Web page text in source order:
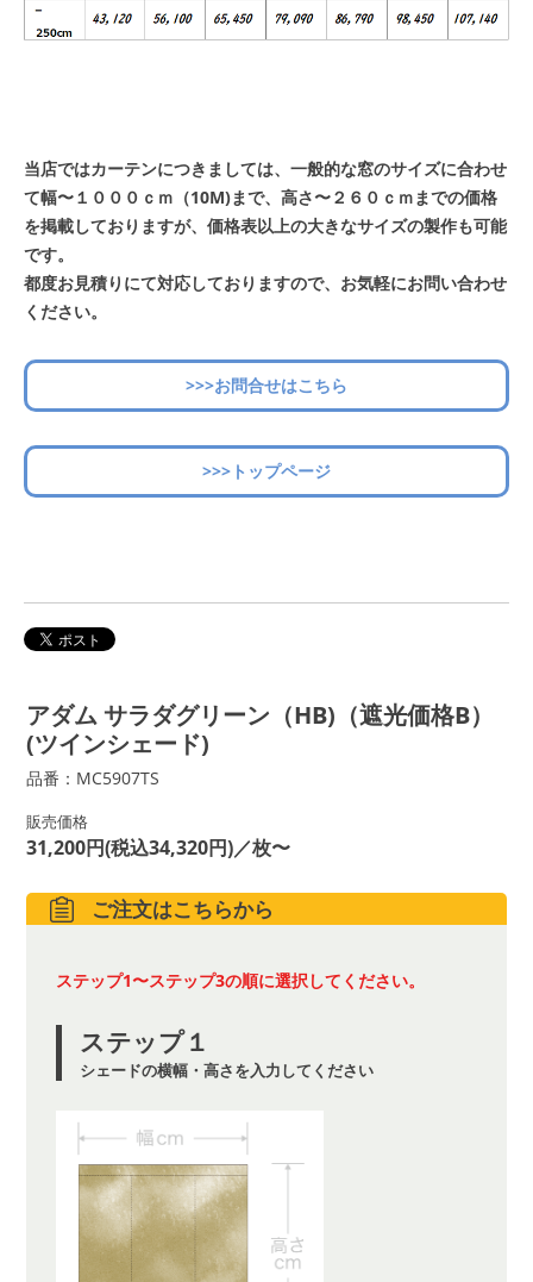
当店ではカーテンにつきましては、一般的な窓のサイズに合わせ
て幅〜１０００ｃｍ（10M)まで、高さ〜２６０ｃｍまでの価格
を掲載しておりますが、価格表以上の大きなサイズの製作も可能
です。
都度お見積りにて対応しておりますので、お気軽にお問い合わせ
ください。
>>>お問合せはこちら
>>>トップページ
アダム サラダグリーン（HB)（遮光価格B）
(ツインシェード)
品番：MC5907TS
販売価格
31,200円(税込34,320円)／枚〜
ご注文はこちらから
ステップ1〜ステップ3の順に選択してください。
ステップ１
シェードの横幅・高さを入力してください